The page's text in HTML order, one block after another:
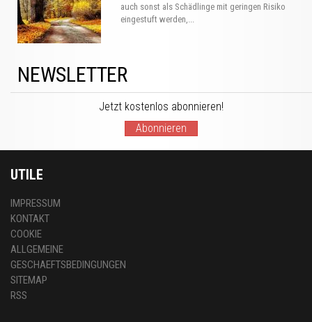
auch sonst als Schädlinge mit geringen Risiko
eingestuft werden,...
NEWSLETTER
Jetzt kostenlos abonnieren!
Abonnieren
UTILE
IMPRESSUM
KONTAKT
COOKIE
ALLGEMEINE
GESCHAEFTSBEDINGUNGEN
SITEMAP
RSS